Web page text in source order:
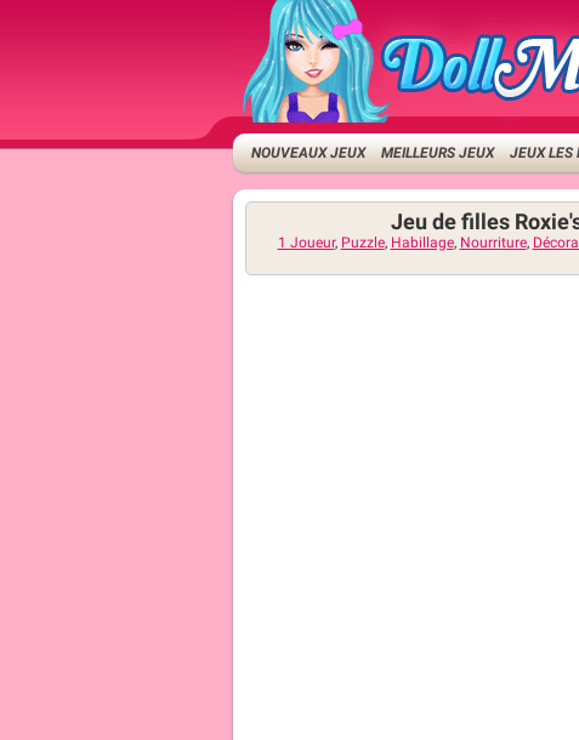
NOUVEAUX JEUX MEILLEURS JEUX JEUX LES
Jeu de filles
1 Joueur, Puzzle, Habillage, Nourriture,